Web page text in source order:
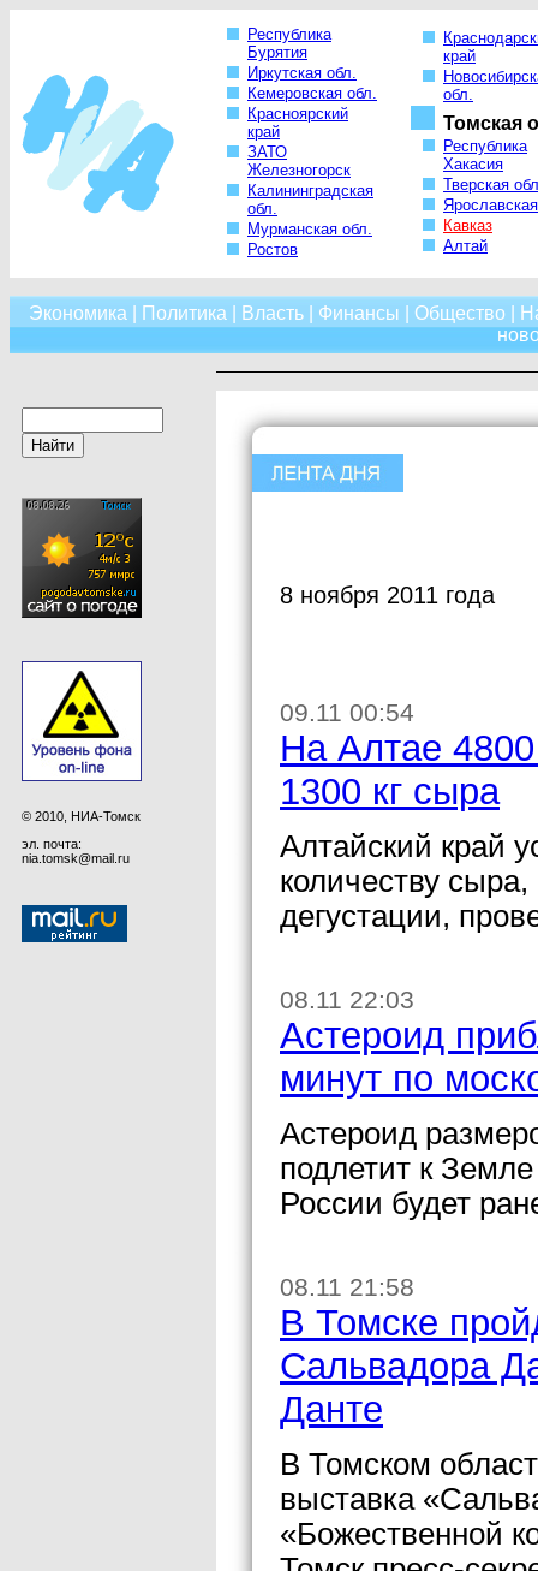
Республика
Бурятия
Иркутская обл.
Кемеровская обл.
Красноярский
край
ЗАТО
Железногорск
Калининградская
обл.
Мурманская обл.
Ростов
край
обл.
Томская
Республика
Хакасия
Тверская
Кавказ
Алтай
Экономика Политика Власть| Финансы Общество
© 2010, НИА-Томск
эл. почта:
nia.tomsk@mail.ru
8 ноября 2011 года
09.11 00:54
На Алтае
1300 кг сыра
Алтайский край
количеству
дегустации,
08.11 22:03
Астероид
минут по
Астероид
подлетит к
России будет
08.11 21:58
В Томске
Сальвадора
Данте
В Томском
выставка
«Божественной